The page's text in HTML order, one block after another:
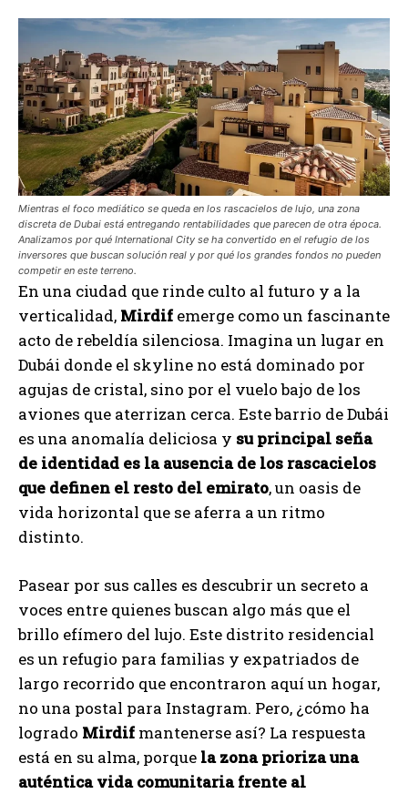
Mientras el foco mediático se queda en los rascacielos de lujo, una zona
discreta de Dubai está entregando rentabilidades que parecen de otra época.
Analizamos por qué International City se ha convertido en el refugio de los
inversores que buscan solución real y por qué los grandes fondos no pueden
competir en este terreno.
En una ciudad que rinde culto al futuro y a la
verticalidad, Mirdif emerge como un fascinante
acto de rebeldía silenciosa. Imagina un lugar en
Dubái donde el skyline no está dominado por
agujas de cristal, sino por el vuelo bajo de los
aviones que aterrizan cerca. Este barrio de Dubái
es una anomalía deliciosa y su principal seña
de identidad es la ausencia de los rascacielos
que definen el resto del emirato, un oasis de
vida horizontal que se aferra a un ritmo
distinto.
Pasear por sus calles es descubrir un secreto a
voces entre quienes buscan algo más que el
brillo efímero del lujo. Este distrito residencial
es un refugio para familias y expatriados de
largo recorrido que encontraron aquí un hogar,
no una postal para Instagram. Pero, ¿cómo ha
logrado Mirdif mantenerse así? La respuesta
está en su alma, porque la zona prioriza una
auténtica vida comunitaria frente al